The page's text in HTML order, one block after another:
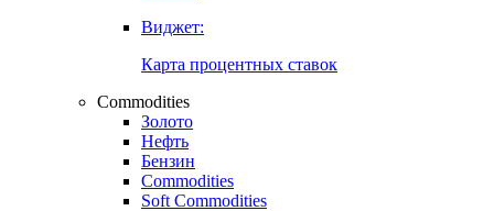
Виджет:
Карта процентных ставок
Commodities
Золото
Нефть
Бензин
Commodities
Soft Commodities